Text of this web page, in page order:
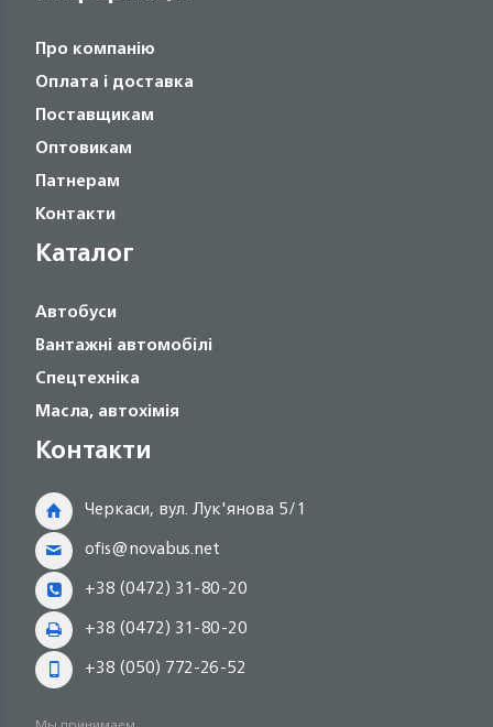
Про компанію
Оплата і доставка
Поставщикам
Оптовикам
Патнерам
Контакти
Каталог
Автобуси
Вантажні автомобілі
Спецтехніка
Масла, автохімія
Контакти
Черкаси, вул. Лук'янова 5/1
ofis@novabus.net
+38 (0472) 31-80-20
+38 (0472) 31-80-20
+38 (050) 772-26-52